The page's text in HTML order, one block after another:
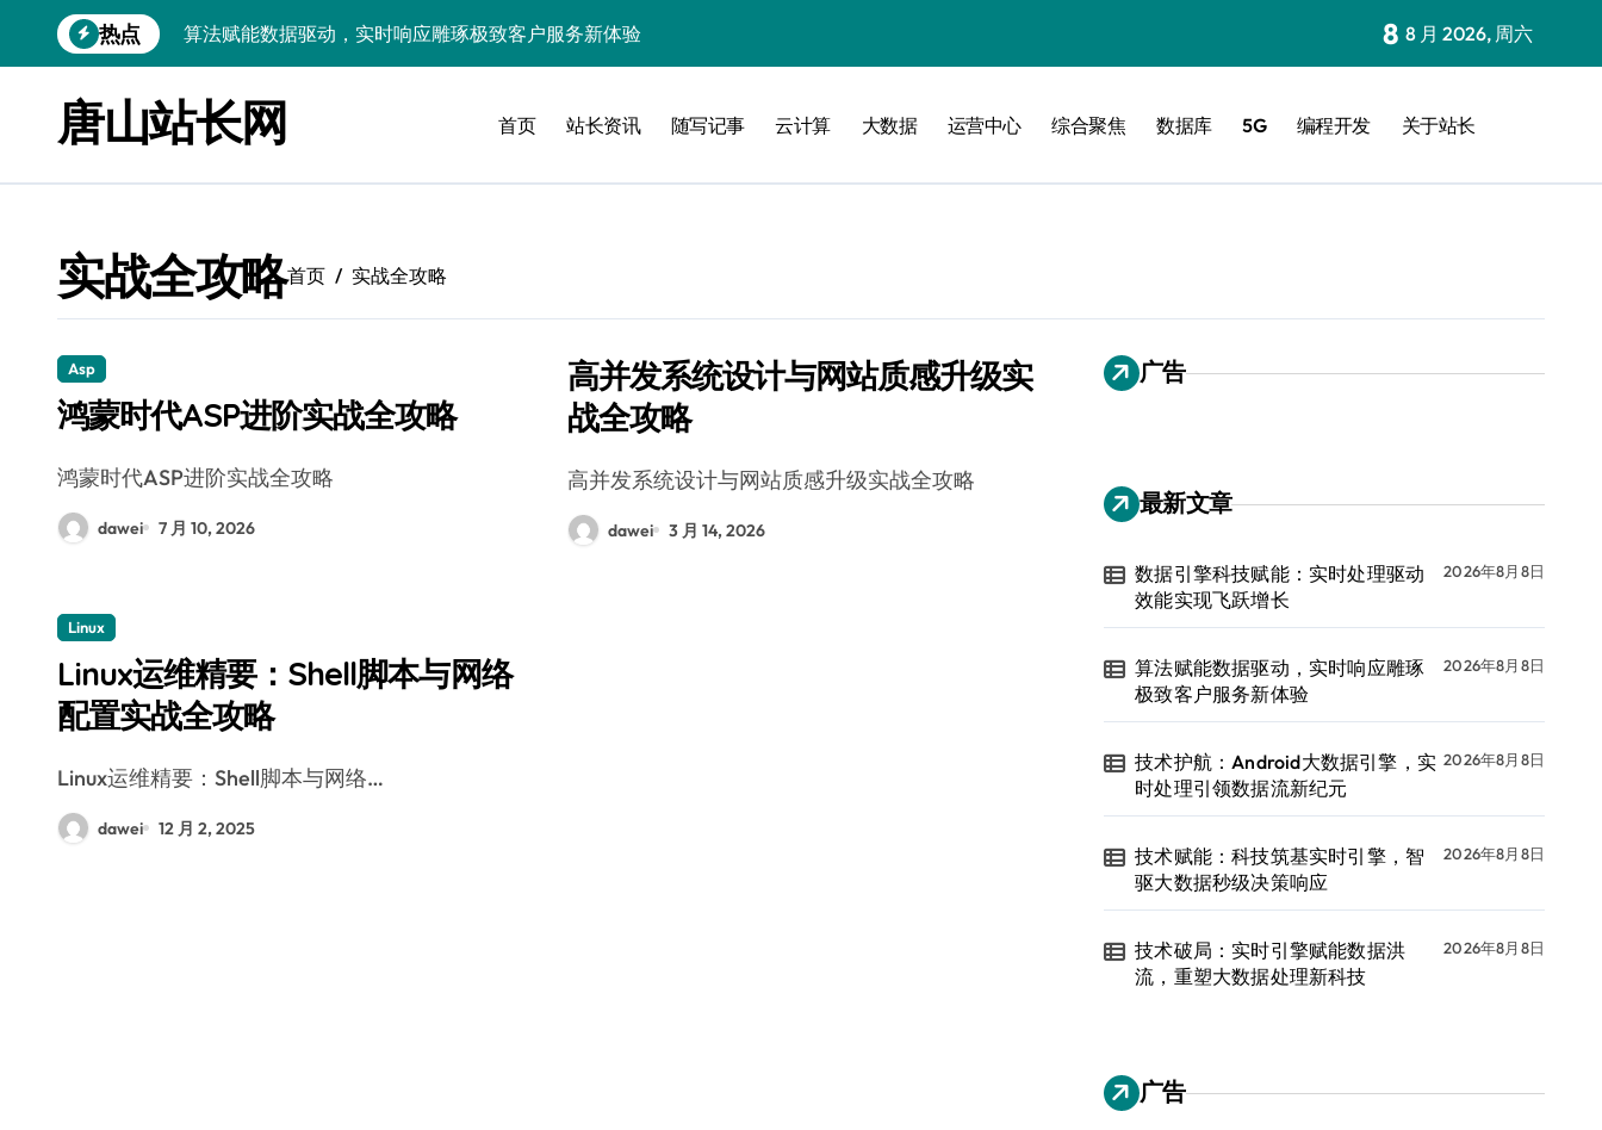
到
热点
算法赋能数据驱动，实时响应雕琢极致客户服务新体验
技术赋能：科技筑基实时引擎，智驱大数据秒级决策响应
技术破局：实时引擎赋能数据洪流，重塑大数据处理新科技
技术赋能：实时数据处理引擎驱动企业大数据科技新飞跃
大数据赋能运维：实时处理提效，精准调控信息流
技术赋能：构建高效实时引擎，驱动多媒体大数据处理革新
Go语言赋能大数据：实时引擎构建与科技驱动的性能优化术
数据引擎科技赋能：实时处理驱动效能实现飞跃增长
8 8 月 2026, 周六
唐山站长网 首页 站长资讯 随写记事 云计算 大数据 运营中心 综合聚焦 数据库 5G 编程开发 关于站长
实战全攻略首页 实战全攻略
Asp
鸿蒙时代ASP进阶实战全攻略
鸿蒙时代ASP进阶实战全攻略
dawei 7 月 10, 2026
高并发系统设计与网站质感升级实
战全攻略
高并发系统设计与网站质感升级实战全攻略
dawei 3 月 14, 2026
Linux
Linux运维精要：Shell脚本与网络
配置实战全攻略
Linux运维精要：Shell脚本与网络…
dawei 12 月 2, 2025
广告
最新文章
数据引擎科技赋能：实时处理驱动
效能实现飞跃增长
2026年8月8日
算法赋能数据驱动，实时响应雕琢
极致客户服务新体验
2026年8月8日
技术护航：Android大数据引擎，实
时处理引领数据流新纪元
2026年8月8日
技术赋能：科技筑基实时引擎，智
驱大数据秒级决策响应
2026年8月8日
技术破局：实时引擎赋能数据洪
流，重塑大数据处理新科技
2026年8月8日
广告